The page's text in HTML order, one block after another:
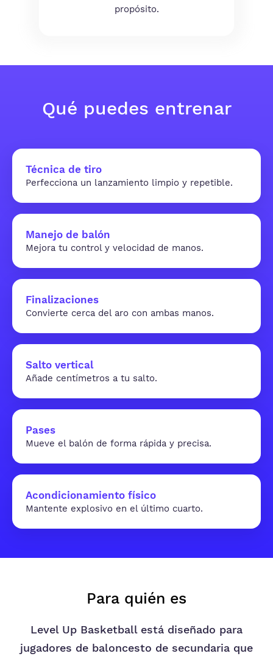
propósito.
Qué puedes entrenar
Técnica de tiro
Perfecciona un lanzamiento limpio y repetible.
Manejo de balón
Mejora tu control y velocidad de manos.
Finalizaciones
Convierte cerca del aro con ambas manos.
Salto vertical
Añade centímetros a tu salto.
Pases
Mueve el balón de forma rápida y precisa.
Acondicionamiento físico
Mantente explosivo en el último cuarto.
Para quién es
Level Up Basketball está diseñado para
jugadores de baloncesto de secundaria que